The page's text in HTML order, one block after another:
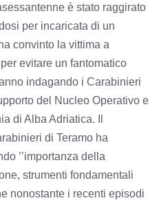
è stato raggirato
per incaricata di un
convinto la vittima a
evitare un fantomatico
indagando i Carabinieri
del Nucleo Operativo e
di Alba Adriatica. Il
di Teramo ha
’’importanza della
strumenti fondamentali
nonostante i recenti episodi